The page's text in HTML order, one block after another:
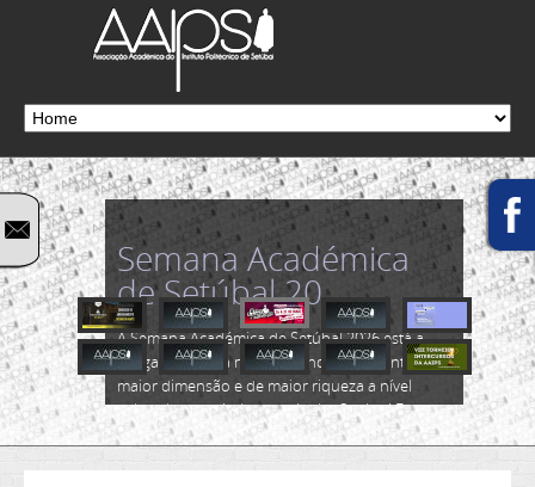
Semana Académica
de Setúbal 20...
A Semana Académica de Setúbal 2026 está a
chegar! Marca já na tua agenda! É o evento de
maior dimensão e de maior riqueza a nível
cultural e académico do distrito Sadino! Esta
28.ª edição realiza-se de 26 a 31...